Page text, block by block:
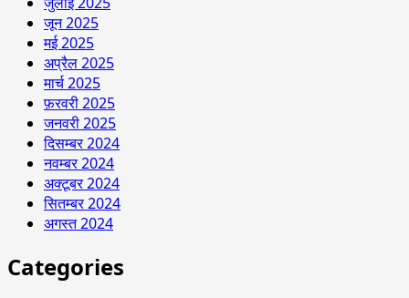
जून 2025
मई 2025
अप्रैल 2025
मार्च 2025
फ़रवरी 2025
जनवरी 2025
दिसम्बर 2024
नवम्बर 2024
अक्टूबर 2024
सितम्बर 2024
अगस्त 2024
Categories